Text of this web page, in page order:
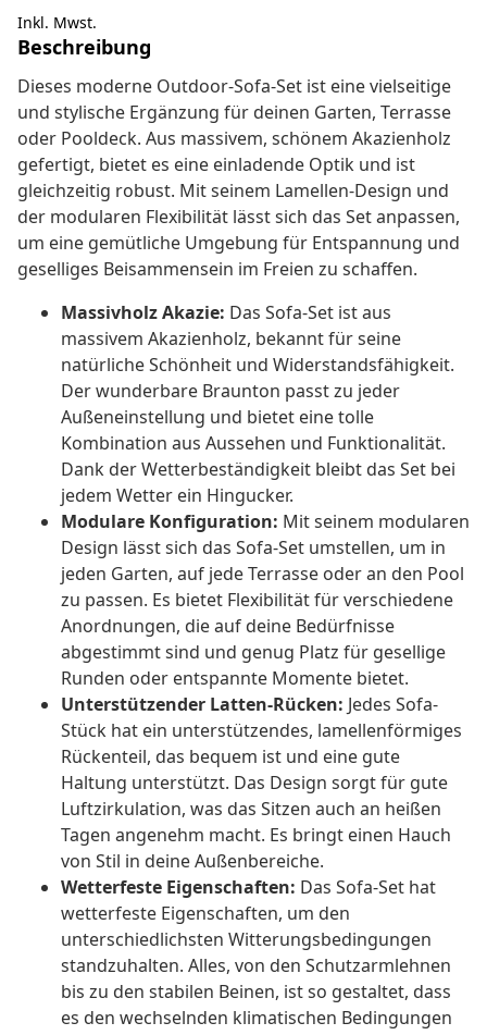
Inkl. Mwst.
Beschreibung
Dieses moderne Outdoor-Sofa-Set ist eine vielseitige
und stylische Ergänzung für deinen Garten, Terrasse
oder Pooldeck. Aus massivem, schönem Akazienholz
gefertigt, bietet es eine einladende Optik und ist
gleichzeitig robust. Mit seinem Lamellen-Design und
der modularen Flexibilität lässt sich das Set anpassen,
um eine gemütliche Umgebung für Entspannung und
geselliges Beisammensein im Freien zu schaffen.
Massivholz Akazie: Das Sofa-Set ist aus
massivem Akazienholz, bekannt für seine
natürliche Schönheit und Widerstandsfähigkeit.
Der wunderbare Braunton passt zu jeder
Außeneinstellung und bietet eine tolle
Kombination aus Aussehen und Funktionalität.
Dank der Wetterbeständigkeit bleibt das Set bei
jedem Wetter ein Hingucker.
Modulare Konfiguration: Mit seinem modularen
Design lässt sich das Sofa-Set umstellen, um in
jeden Garten, auf jede Terrasse oder an den Pool
zu passen. Es bietet Flexibilität für verschiedene
Anordnungen, die auf deine Bedürfnisse
abgestimmt sind und genug Platz für gesellige
Runden oder entspannte Momente bietet.
Unterstützender Latten-Rücken: Jedes Sofa-
Stück hat ein unterstützendes, lamellenförmiges
Rückenteil, das bequem ist und eine gute
Haltung unterstützt. Das Design sorgt für gute
Luftzirkulation, was das Sitzen auch an heißen
Tagen angenehm macht. Es bringt einen Hauch
von Stil in deine Außenbereiche.
Wetterfeste Eigenschaften: Das Sofa-Set hat
wetterfeste Eigenschaften, um den
unterschiedlichsten Witterungsbedingungen
standzuhalten. Alles, von den Schutzarmlehnen
bis zu den stabilen Beinen, ist so gestaltet, dass
es den wechselnden klimatischen Bedingungen